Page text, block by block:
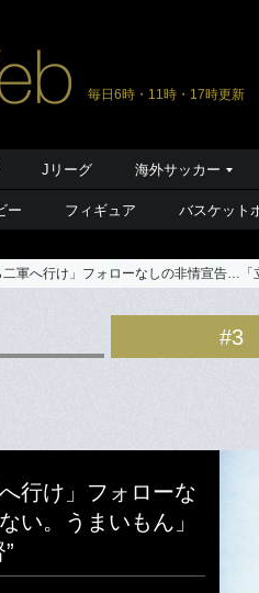
毎日6時・11時・17時更新
Jリーグ 海外サッカー
ー フィギュア バスケット
軍へ行け」フォローなしの非情宣告…
#3
行け」フォローな
い。うまいもん」